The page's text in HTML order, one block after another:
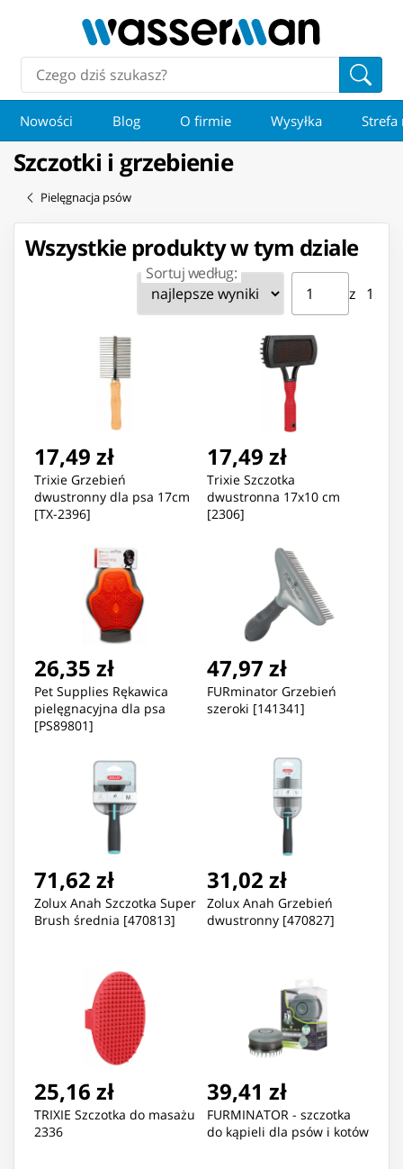
Nowości Blog O firmie Wysyłka Strefa
Szczotki i grzebienie
Pielęgnacja psów
Wszystkie produkty w tym dziale
Sortuj według: Strona ⁨1⁩ z ⁨1⁩
z ⁨1⁩
Przejdź do strony
17,49 zł
Trixie Grzebień
dwustronny dla psa 17cm
[TX-2396]
17,49 zł
Trixie Szczotka
dwustronna 17x10 cm
[2306]
26,35 zł
Pet Supplies Rękawica
pielęgnacyjna dla psa
[PS89801]
47,97 zł
FURminator Grzebień
szeroki [141341]
71,62 zł
Zolux Anah Szczotka Super
Brush średnia [470813]
31,02 zł
Zolux Anah Grzebień
dwustronny [470827]
25,16 zł
TRIXIE Szczotka do masażu
2336
39,41 zł
FURMINATOR - szczotka
do kąpieli dla psów i kotów